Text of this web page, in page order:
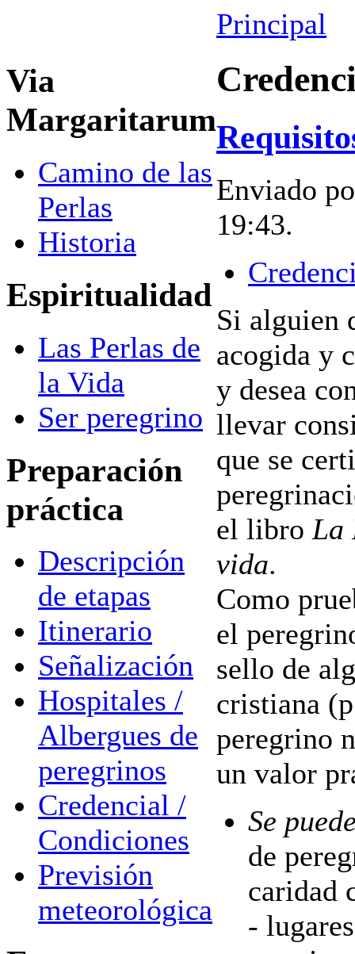
Via
Margaritarum
Camino de las
Perlas
Historia
Espiritualidad
Las Perlas de
la Vida
Ser peregrino
Preparación
práctica
Descripción
de etapas
Itinerario
Señalización
Hospitales /
Albergues de
peregrinos
Credencial /
Condiciones
Previsión
meteorológica
Principal
Enviado
19:43.
Si alguien
acogida y
y desea
llevar
que se
el libro La
vida.
Como
el
sello de
cristiana
peregrino
un valor
Se
de
caridad
-